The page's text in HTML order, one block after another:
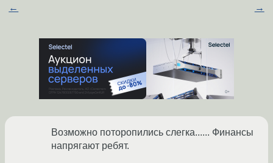
← →
Возможно поторопились слегка...... Финансы
напрягают ребят.